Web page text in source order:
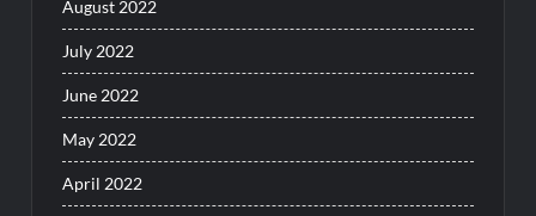
August 2022
July 2022
June 2022
May 2022
April 2022